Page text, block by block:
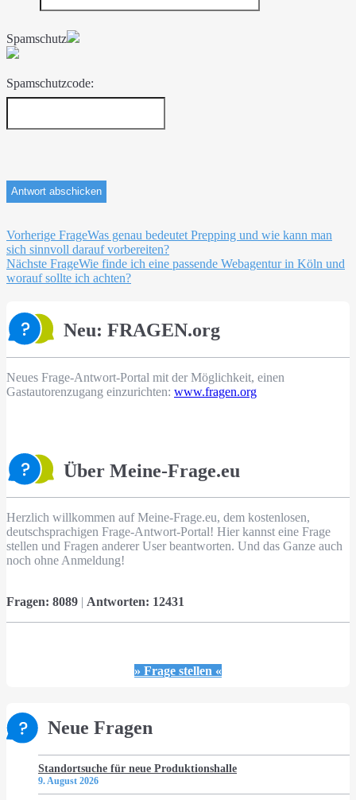
Spamschutz
Spamschutzcode:
Beitragsnavigation
Vorherige FrageWas genau bedeutet Prepping und wie kann man
sich sinnvoll darauf vorbereiten?
Nächste FrageWie finde ich eine passende Webagentur in Köln und
worauf sollte ich achten?
Neu: FRAGEN.org
Neues Frage-Antwort-Portal mit der Möglichkeit, einen
Gastautorenzugang einzurichten: www.fragen.org
Über Meine-Frage.eu
Herzlich willkommen auf Meine-Frage.eu, dem kostenlosen,
deutschsprachigen Frage-Antwort-Portal! Hier kannst eine Frage
stellen und Fragen anderer User beantworten. Und das Ganze auch
noch ohne Anmeldung!
Fragen: 8089 | Antworten: 12431
» Frage stellen «
Neue Fragen
Standortsuche für neue Produktionshalle
9. August 2026